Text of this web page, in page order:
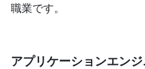
職業です。
アプリケーションエン